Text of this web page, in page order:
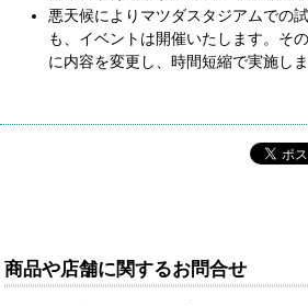
悪天候によりマツダスタジアムでの
も、イベントは開催いたします。そ
に内容を変更し、時間短縮で実施しま
商品や店舗に関するお問合せ